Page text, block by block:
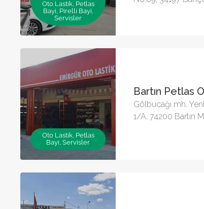
Oto Lastik, Petlas
Bayi, Pirelli Bayi,
Servisler
Oto Lastik, Petlas
Bayi, Servisler
Bartın Petlas
Gölbucağı mh.
1/A, 74200 Bartın